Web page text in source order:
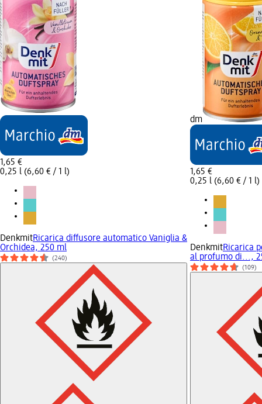
1,65 €
0,25 l (6,60 € / 1 l)
DenkmitRicarica diffusore automatico Vaniglia &
Orchidea, 250 ml
(240)
dm
1,65 €
0,25 l (6,60 € / 1 l)
DenkmitRicarica
al profumo di...,
(109)